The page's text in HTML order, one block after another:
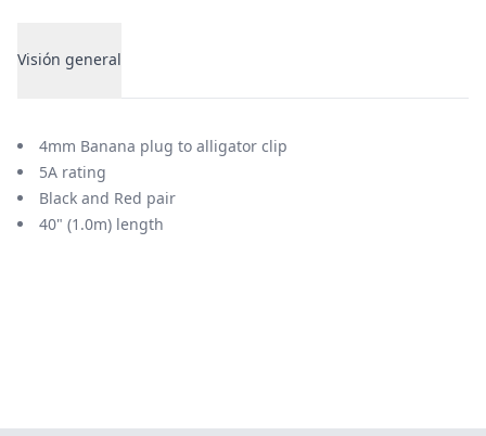
Visión general
4mm Banana plug to alligator clip
5A rating
Black and Red pair
40" (1.0m) length